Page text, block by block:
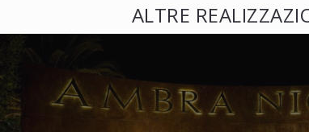
ALTRE